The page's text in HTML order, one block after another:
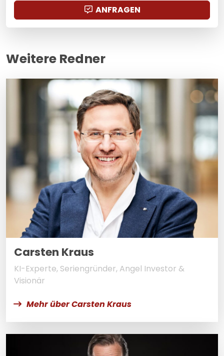
ANFRAGEN
Weitere Redner
Carsten Kraus
KI-Experte, Seriengründer, Angel Investor &
Visionär
Mehr über Carsten Kraus